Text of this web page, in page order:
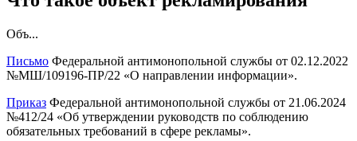
Объ...
Письмо Федеральной антимонопольной службы от 02.12.2022
№МШ/109196-ПР/22 «О направлении информации».
Приказ Федеральной антимонопольной службы от 21.06.2024
№412/24 «Об утверждении руководств по соблюдению
обязательных требований в сфере рекламы».